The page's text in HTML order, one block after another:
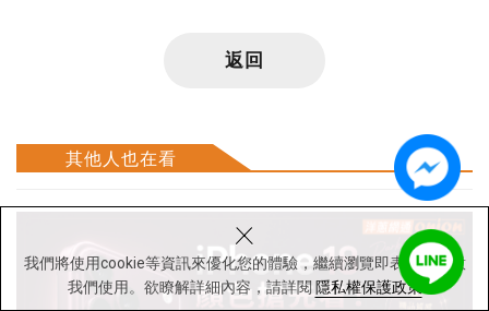
我們將使用cookie等資訊來優化您的體驗，繼續瀏覽即表示您同意
我們使用。欲瞭解詳細內容，請詳閱 隱私權保護政策
×
返回
其他人也在看